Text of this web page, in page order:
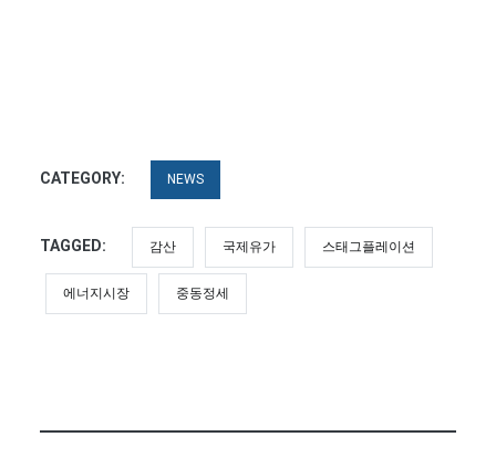
CATEGORY: NEWS
TAGGED: 감산 국제유가 스태그플레이션
에너지시장 중동정세